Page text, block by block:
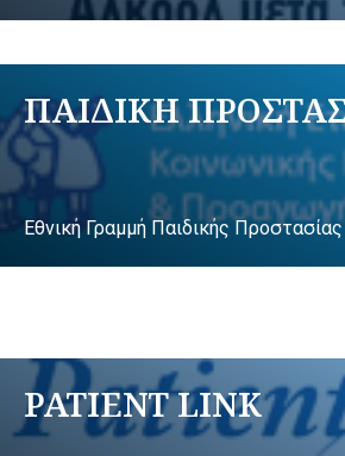
ΠΑΙΔΙΚΗ
Εθνική Γραμμή Παιδικής Προστασίας
PATIENT LINK